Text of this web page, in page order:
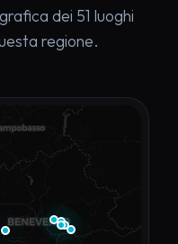
dei 51 luoghi
regione.